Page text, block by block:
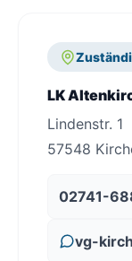
LK
Lindenstr. 1
57548
02741-
vg-